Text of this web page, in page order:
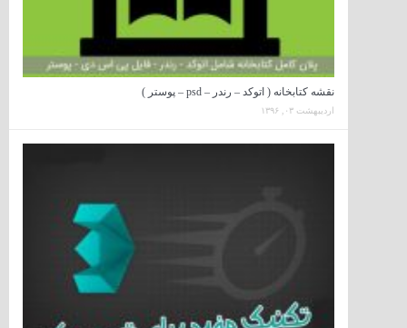
نقشه کتابخانه ( اتوکد – رندر – psd – پوستر )
اردیبهشت ۰۳, ۱۳۹۶